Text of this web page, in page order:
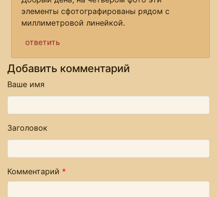
элементы сфотографированы рядом с
миллиметровой линейкой.
ответить
Добавить комментарий
Ваше имя
Заголовок
Комментарий *